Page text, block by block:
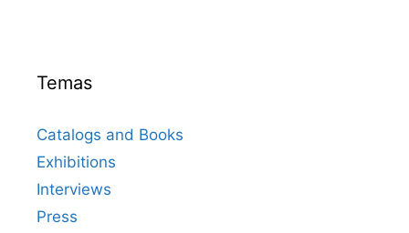
Temas
Catalogs and Books
Exhibitions
Interviews
Press